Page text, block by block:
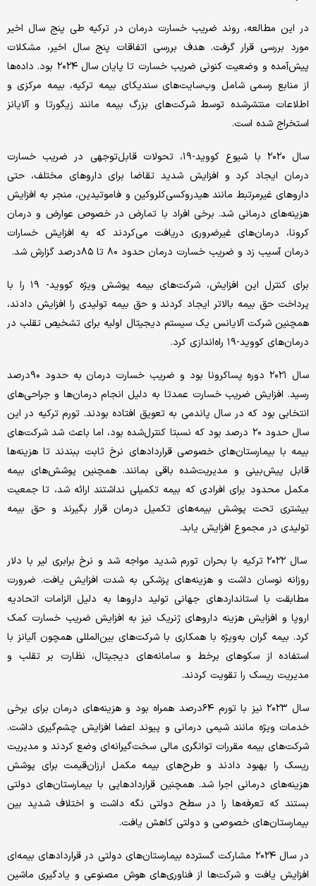
در این مطالعه، روند ضریب خسارت درمان در ترکیه طی پنج سال اخیر
مورد بررسی قرار گرفت. هدف بررسی اتفاقات پنج سال اخیر، مشکلات
پیش‌آمده و وضعیت کنونی ضریب خسارت تا پایان سال ۲۰۲۴ بود. داده‌ها
از منابع رسمی شامل وب‌سایت‌های سندیکای بیمه ترکیه، بیمه مرکزی و
اطلاعات منتشرشده توسط شرکت‌های بزرگ بیمه مانند زیگورتا و آلایانز
استخراج شده است.
سال ۲۰۲۰ با شیوع کووید-۱۹، تحولات قابل‌توجهی در ضریب خسارت
درمان ایجاد کرد و افزایش شدید تقاضا برای داروهای مختلف، حتی
داروهای غیرمرتبط مانند هیدروکسی‌کلروکین و فاموتیدین، منجر به افزایش
هزینه‌های درمانی شد. برخی افراد با تمارض در خصوص عوارض و درمان
کرونا، درمان‌های غیرضروری دریافت می‌کردند که به افزایش خسارات
درمان آسیب زد و ضریب خسارت درمان حدود ۸۰ تا ۸۵درصد گزارش شد.
برای کنترل این افزایش، شرکت‌های بیمه پوشش ویژه کووید- ۱۹ را با
پرداخت حق بیمه بالاتر ایجاد کردند و حق بیمه تولیدی را افزایش دادند،
همچنین شرکت آلایانس یک سیستم دیجیتال اولیه برای تشخیص تقلب در
درمان‌های کووید-۱۹ راه‌اندازی کرد.
سال ۲۰۲۱ دوره پسا‌کرونا بود و ضریب خسارت درمان به حدود ۹۰درصد
رسید. افزایش ضریب خسارت عمدتا به دلیل انجام درمان‌‌ها و جراحی‌های
انتخابی بود که در سال پاندمی به تعویق افتاده بودند. تورم ترکیه در این
سال حدود ۲۰ درصد بود که نسبتا کنترل‌شده بود، اما باعث شد شرکت‌های
بیمه با بیمارستان‌های خصوصی قراردادهای نرخ ثابت ببندند تا هزینه‌ها
قابل پیش‌بینی و مدیریت‌شده باقی بمانند. همچنین پوشش‌های بیمه
مکمل محدود برای افرادی که بیمه تکمیلی نداشتند ارائه شد، تا جمعیت
بیشتری تحت پوشش بیمه‌های تکمیل درمان قرار بگیرند و حق بیمه
تولیدی در مجموع افزایش یابد.
سال ۲۰۲۲ ترکیه با بحران تورم شدید مواجه شد و نرخ برابری لیر با دلار
روزانه نوسان داشت و هزینه‌های پزشکی به شدت افزایش یافت. ضرورت
مطابقت با استانداردهای جهانی تولید داروها به دلیل الزامات اتحادیه
اروپا و افزایش هزینه داروهای ژنریک نیز به افزایش ضریب خسارت کمک
کرد. بیمه گران به‌ویژه با همکاری با شرکت‌های بین‌المللی همچون آلیانز با
استفاده از سکوهای برخط و سامانه‌های دیجیتال، نظارت بر تقلب و
مدیریت ریسک را تقویت کردند.
سال ۲۰۲۳ نیز با تورم ۶۴درصد همراه بود و هزینه‌های درمان برای برخی
خدمات ویژه مانند شیمی درمانی و پیوند اعضا افزایش چشم‌گیری داشت.
شرکت‌های بیمه مقررات توانگری مالی سخت‌گیرانه‌ای وضع کردند و مدیریت
ریسک را بهبود دادند و طرح‌های بیمه مکمل ارزان‌قیمت برای پوشش
هزینه‌های درمانی اجرا شد. همچنین قراردادهایی با بیمارستان‌های دولتی
بستند که تعرفه‌ها را در سطح دولتی نگه داشت و اختلاف شدید بین
بیمارستان‌های خصوصی و دولتی کاهش یافت.
در سال ۲۰۲۴ مشارکت گسترده بیمارستان‌های دولتی در قراردادهای بیمه‌ای
افزایش یافت و شرکت‌ها از فناوری‌های هوش مصنوعی و یادگیری ماشین